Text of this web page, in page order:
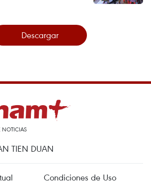
Descargar
NOTICIAS
TIEN DUAN
Condiciones de Uso